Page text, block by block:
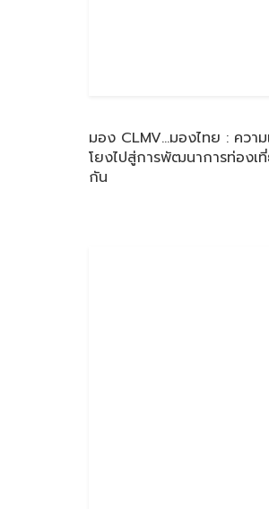
มอง CLMV…มองไทย : ความ
โยงไปสู่การพัฒนาการท่องเ
กัน